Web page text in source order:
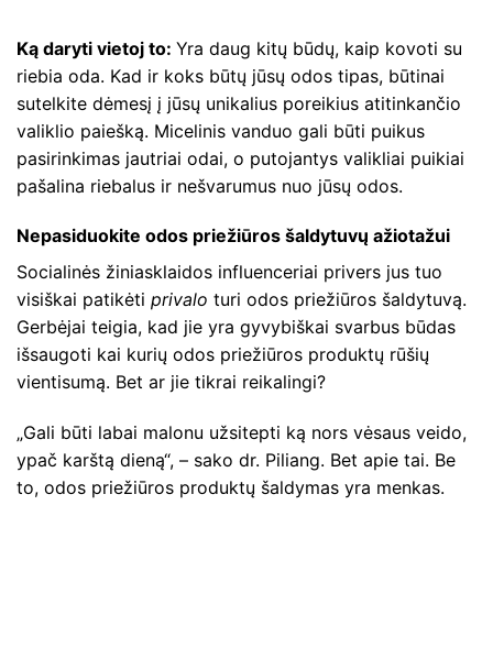
Ką daryti vietoj to: Yra daug kitų būdų, kaip kovoti su
riebia oda. Kad ir koks būtų jūsų odos tipas, būtinai
sutelkite dėmesį į jūsų unikalius poreikius atitinkančio
valiklio paiešką. Micelinis vanduo gali būti puikus
pasirinkimas jautriai odai, o putojantys valikliai puikiai
pašalina riebalus ir nešvarumus nuo jūsų odos.
Nepasiduokite odos priežiūros šaldytuvų ažiotažui
Socialinės žiniasklaidos influenceriai privers jus tuo
visiškai patikėti privalo turi odos priežiūros šaldytuvą.
Gerbėjai teigia, kad jie yra gyvybiškai svarbus būdas
išsaugoti kai kurių odos priežiūros produktų rūšių
vientisumą. Bet ar jie tikrai reikalingi?
„Gali būti labai malonu užsitepti ką nors vėsaus veido,
ypač karštą dieną“, – sako dr. Piliang. Bet apie tai. Be
to, odos priežiūros produktų šaldymas yra menkas.